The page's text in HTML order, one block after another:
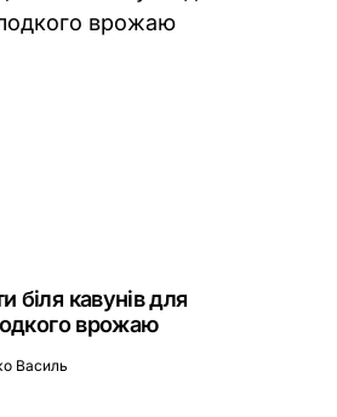
кавунів для
врожаю
Василь